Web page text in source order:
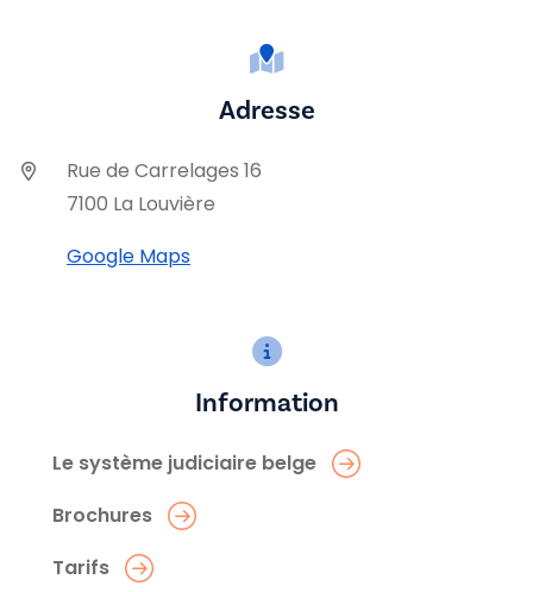
Adresse
Rue de Carrelages 16
7100 La Louvière
Google Maps
Information
Le système judiciaire belge
Brochures
Tarifs